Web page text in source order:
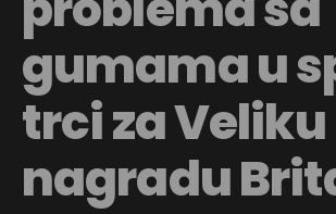
gumama u
trci za Veliku
nagradu